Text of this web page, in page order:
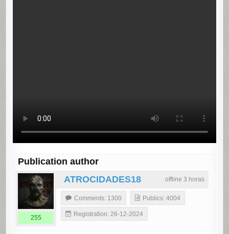
Publication author
offline 3 horas
ATROCIDADES18
255
Comments: 1300 Publics: 4004
Registration: 26-12-2024